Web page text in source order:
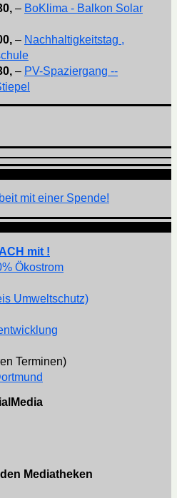
, – BoKlima - Balkon Solar
, – Nachhaltigkeitstag ,
, – PV-Spaziergang --
mit einer Spende!
mit !
Ökostrom
Umweltschutz)
Terminen)
Mediatheken